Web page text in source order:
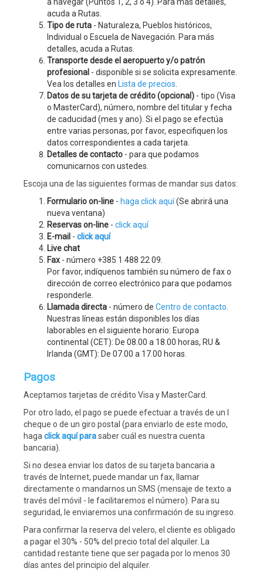
a navegar (Puntos 1, 2, 3 ó 4). Para más detalles,
acuda a Rutas.
Tipo de ruta - Naturaleza, Pueblos históricos,
Individual o Escuela de Navegación. Para más
detalles, acuda a Rutas.
Transporte desde el aeropuerto y/o patrón
profesional - disponible si se solicita expresamente.
Vea los detalles en Lista de precios.
Datos de su tarjeta de crédito (opcional) - tipo (Visa
o MasterCard), número, nombre del titular y fecha
de caducidad (mes y ano). Si el pago se efectúa
entre varias personas, por favor, especifiquen los
datos correspondientes a cada tarjeta.
Detalles de contacto - para que podamos
comunicarnos con ustedes.
Escoja una de las siguientes formas de mandar sus datos:
Formulario on-line - haga click aquí(Se abrirá una
nueva ventana)
Reservas on-line - click aquí
E-mail - click aquí
Live chat
Fax- número +385 1 488 22 09.
Por favor, indíquenos también su número de fax o
dirección de correo electrónico para que podamos
responderle.
Llamada directa - número de Centro de contacto.
Nuestras líneas están disponibles los días
laborables en el siguiente horario: Europa
continental (CET): De 08.00 a 18.00 horas, RU &
Irlanda (GMT): De 07.00 a 17.00 horas.
Pagos
Aceptamos tarjetas de crédito Visa y MasterCard.
Por otro lado, el pago se puede efectuar a través de un l
cheque o de un giro postal (para enviarlo de este modo,
hagaclick aquí parasaber cuál es nuestra cuenta
bancaria).
Si no desea enviar los datos de su tarjeta bancaria a
través de Internet, puede mandar un fax, llamar
directamente o mandarnos un SMS (mensaje de texto a
través del móvil - le facilitaremos el número). Para su
seguridad, le enviaremos una confirmación de su ingreso.
Para confirmar la reserva del velero, el cliente es obligado
a pagar el 30% - 50% del precio total del alquiler. La
cantidad restante tiene que ser pagada por lo menos 30
días antes del principio del alquiler.